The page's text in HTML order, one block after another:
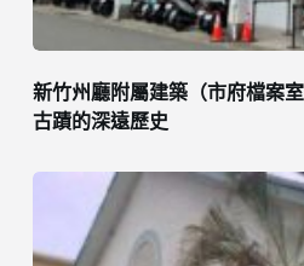
新竹州廳附屬建築（市府檔案
古蹟的深遠歷史